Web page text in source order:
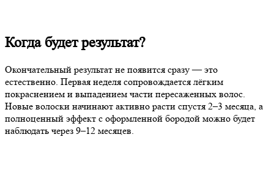
Когда будет результат?
Окончательный результат не появится сразу — это
естественно. Первая неделя сопровождается лёгким
покраснением и выпадением части пересаженных волос.
Новые волоски начинают активно расти спустя 2–3 месяца, а
полноценный эффект с оформленной бородой можно будет
наблюдать через 9–12 месяцев.